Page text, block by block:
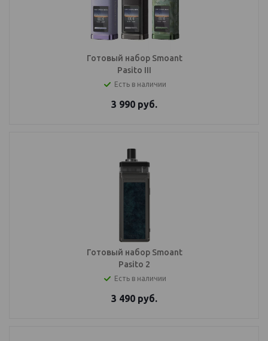
Готовый набор Smoant
Pasito III
Есть в наличии
3 990 руб.
Готовый набор Smoant
Pasito 2
Есть в наличии
3 490 руб.